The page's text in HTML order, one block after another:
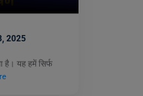
2025
है। यह हमें सिर्फ